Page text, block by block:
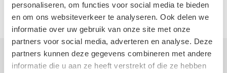
personaliseren, om functies voor social media te bieden
en om ons websiteverkeer te analyseren. Ook delen we
informatie over uw gebruik van onze site met onze
partners voor social media, adverteren en analyse. Deze
partners kunnen deze gegevens combineren met andere
informatie die u aan ze heeft verstrekt of die ze hebben
Zele
Autosloperij informatie